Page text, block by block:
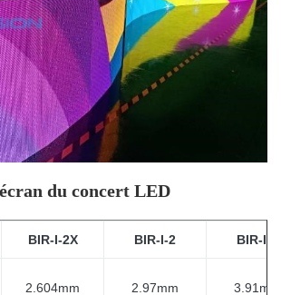
du concert LED
BIR-I-2X BIR-I-2 BIR-I-3
2.604mm 2.97mm 3.91mm